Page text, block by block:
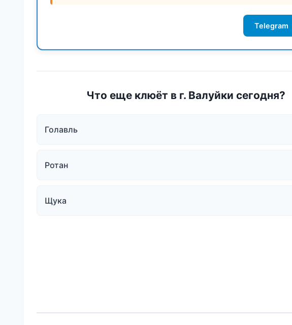
Telegram
Что еще клюёт в г. Валуйки сегодня?
Голавль
Ротан
Щука